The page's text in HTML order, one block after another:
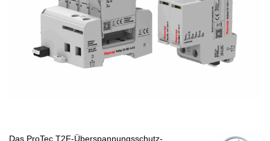
Das ProTec T2F-Überspannungsschutz-